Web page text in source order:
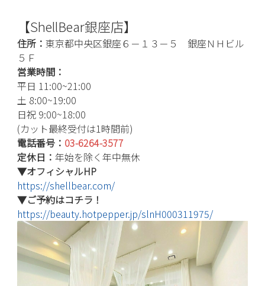
【ShellBear銀座店】
住所： 東京都中央区銀座６－１３－５ 銀座ＮＨビル
５Ｆ
営業時間：
平日 11:00~21:00
土 8:00~19:00
日祝 9:00~18:00
(カット最終受付は1時間前)
電話番号： 03-6264-3577
定休日： 年始を除く年中無休
▼オフィシャルHP
https://shellbear.com/
▼ご予約はコチラ！
https://beauty.hotpepper.jp/slnH000311975/